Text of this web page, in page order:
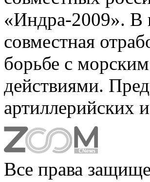
«Индра-2009». В
совместная
борьбе с
действиями.
артиллерийских
Все права